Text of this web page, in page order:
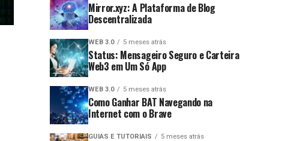
Mirror.xyz: A Plataforma de Blog
Descentralizada
WEB 3.0 5 meses atrás
Status: Mensageiro Seguro e Carteira
Web3 em Um Só App
WEB 3.0 5 meses atrás
Como Ganhar BAT Navegando na
Internet com o Brave
GUIAS E TUTORIAIS 5 meses atrás